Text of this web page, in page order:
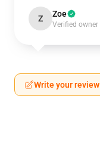
Z Zoe
Verified owner
Write your review